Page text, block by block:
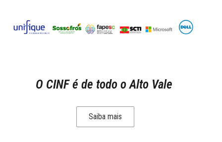
O CINF é de todo o Alto Vale
Saiba mais